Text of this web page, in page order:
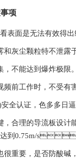
事项
是无法有效得出结论
灰尘颗粒特不泄露于
不能达到爆炸极限
工作时，不受有
认证，色多多日
，合理的导流板
要达到0.75m/
要，是否防酸碱